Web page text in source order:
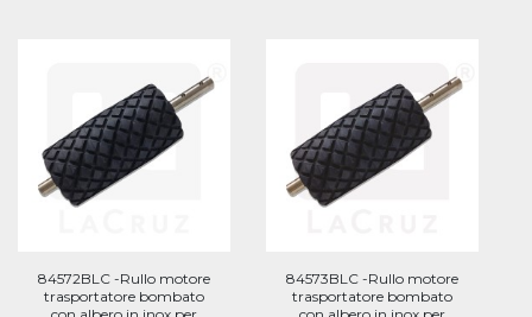
84572BLC -Rullo motore
trasportatore bombato
84573BLC -Rullo motore
trasportatore bombato